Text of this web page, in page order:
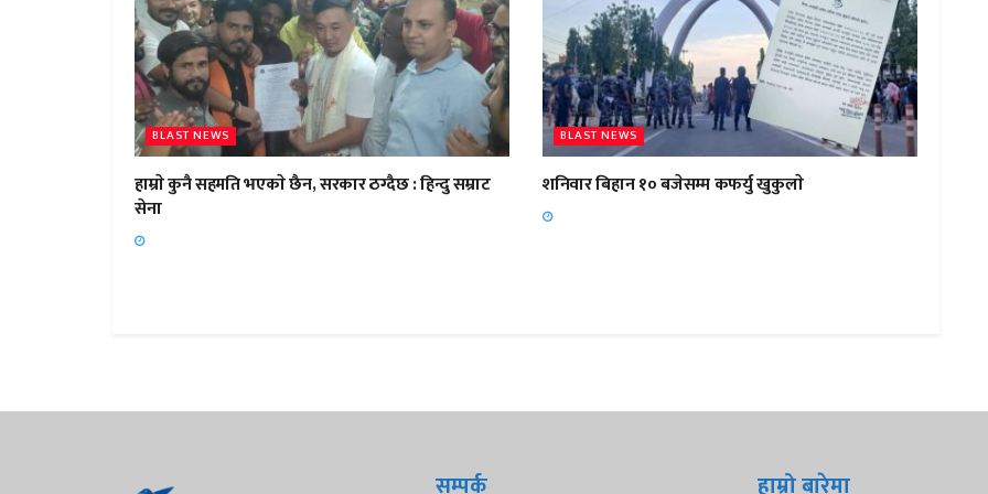
BLAST NEWS
हाम्राे कुनै सहमति भएकाे छैन, सरकार ठग्दैछ : हिन्दु सम्राट
सेना
BLAST NEWS
शनिवार बिहान १० बजेसम्म कफर्यु खुकुलाे
सम्पर्क हाम्रो बारेमा